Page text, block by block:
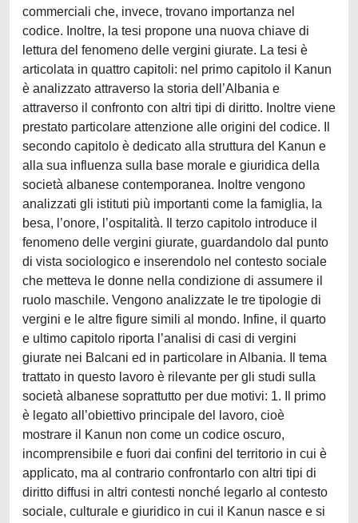
commerciali che, invece, trovano importanza nel
codice. Inoltre, la tesi propone una nuova chiave di
lettura del fenomeno delle vergini giurate. La tesi è
articolata in quattro capitoli: nel primo capitolo il Kanun
è analizzato attraverso la storia dell’Albania e
attraverso il confronto con altri tipi di diritto. Inoltre viene
prestato particolare attenzione alle origini del codice. Il
secondo capitolo è dedicato alla struttura del Kanun e
alla sua influenza sulla base morale e giuridica della
società albanese contemporanea. Inoltre vengono
analizzati gli istituti più importanti come la famiglia, la
besa, l’onore, l’ospitalità. Il terzo capitolo introduce il
fenomeno delle vergini giurate, guardandolo dal punto
di vista sociologico e inserendolo nel contesto sociale
che metteva le donne nella condizione di assumere il
ruolo maschile. Vengono analizzate le tre tipologie di
vergini e le altre figure simili al mondo. Infine, il quarto
e ultimo capitolo riporta l’analisi di casi di vergini
giurate nei Balcani ed in particolare in Albania. Il tema
trattato in questo lavoro è rilevante per gli studi sulla
società albanese soprattutto per due motivi: 1. Il primo
è legato all’obiettivo principale del lavoro, cioè
mostrare il Kanun non come un codice oscuro,
incomprensibile e fuori dai confini del territorio in cui è
applicato, ma al contrario confrontarlo con altri tipi di
diritto diffusi in altri contesti nonché legarlo al contesto
sociale, culturale e giuridico in cui il Kanun nasce e si